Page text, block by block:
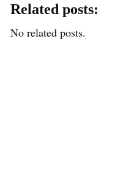
Related posts:
No related posts.